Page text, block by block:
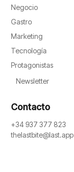
Negocio
Gastro
Marketing
Tecnología
Protagonistas
Newsletter
Contacto
+34 937 377 823
thelastbite@last.app